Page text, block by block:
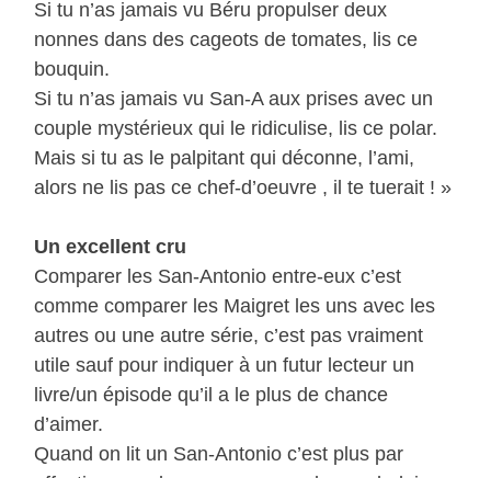
Si tu n’as jamais vu Béru propulser deux
nonnes dans des cageots de tomates, lis ce
bouquin.
Si tu n’as jamais vu San-A aux prises avec un
couple mystérieux qui le ridiculise, lis ce polar.
Mais si tu as le palpitant qui déconne, l’ami,
alors ne lis pas ce chef-d’oeuvre , il te tuerait ! »
Un excellent cru
Comparer les San-Antonio entre-eux c’est
comme comparer les Maigret les uns avec les
autres ou une autre série, c’est pas vraiment
utile sauf pour indiquer à un futur lecteur un
livre/un épisode qu’il a le plus de chance
d’aimer.
Quand on lit un San-Antonio c’est plus par